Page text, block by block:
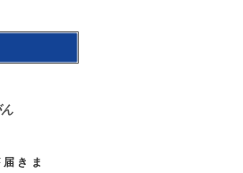
きま